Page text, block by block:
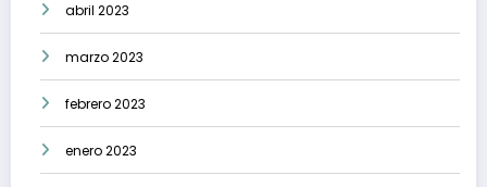
abril 2023
marzo 2023
febrero 2023
enero 2023